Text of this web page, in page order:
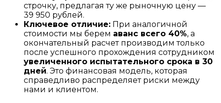
строчку, предлагая ту же рыночную цену —
39 950 рублей.
Ключевое отличие: При аналогичной
стоимости мы берем аванс всего 40%, а
окончательный расчет производим только
после успешного прохождения сотрудником
увеличенного испытательного срока в 30
дней. Это финансовая модель, которая
справедливо распределяет риски между
нами и клиентом.